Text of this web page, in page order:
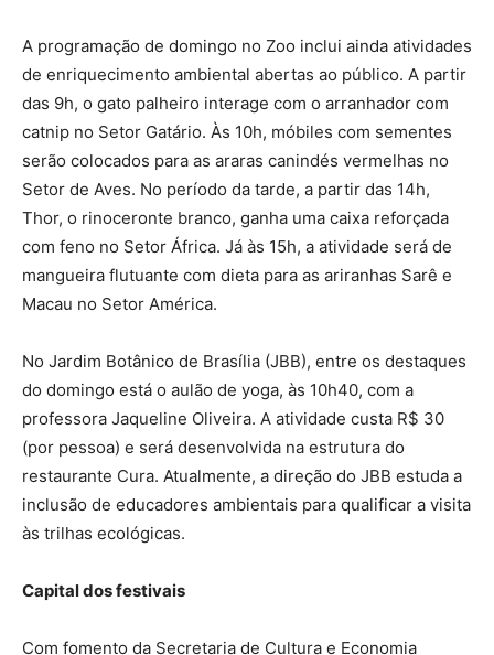
A programação de domingo no Zoo inclui ainda atividades
de enriquecimento ambiental abertas ao público. A partir
das 9h, o gato palheiro interage com o arranhador com
catnip no Setor Gatário. Às 10h, móbiles com sementes
serão colocados para as araras canindés vermelhas no
Setor de Aves. No período da tarde, a partir das 14h,
Thor, o rinoceronte branco, ganha uma caixa reforçada
com feno no Setor África. Já às 15h, a atividade será de
mangueira flutuante com dieta para as ariranhas Sarê e
Macau no Setor América.
No Jardim Botânico de Brasília (JBB), entre os destaques
do domingo está o aulão de yoga, às 10h40, com a
professora Jaqueline Oliveira. A atividade custa R$ 30
(por pessoa) e será desenvolvida na estrutura do
restaurante Cura. Atualmente, a direção do JBB estuda a
inclusão de educadores ambientais para qualificar a visita
às trilhas ecológicas.
Capital dos festivais
Com fomento da Secretaria de Cultura e Economia